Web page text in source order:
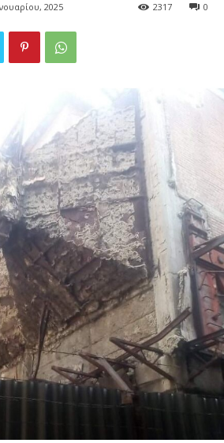
2025 0
2317